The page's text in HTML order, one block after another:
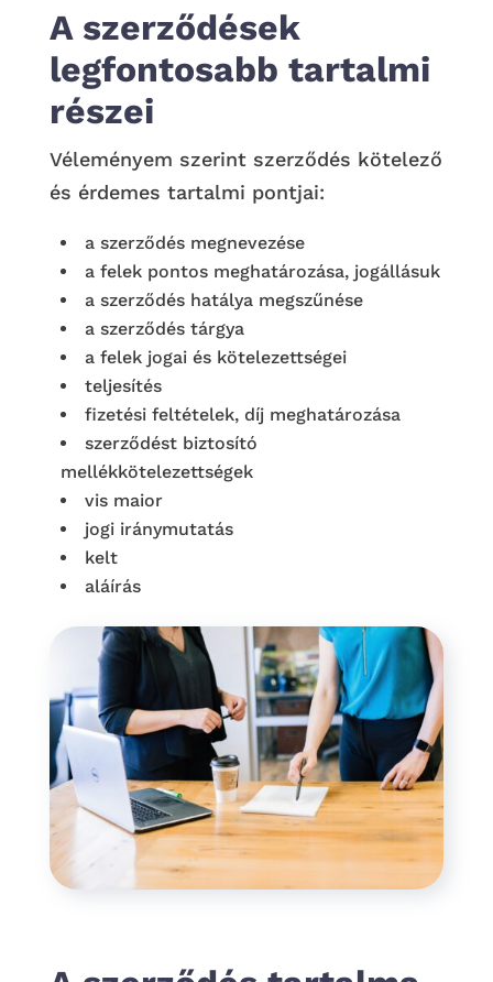
A szerződések
legfontosabb tartalmi
részei
Véleményem szerint szerződés kötelező
és érdemes tartalmi pontjai:
a szerződés megnevezése
a felek pontos meghatározása, jogállásuk
a szerződés hatálya megszűnése
a szerződés tárgya
a felek jogai és kötelezettségei
teljesítés
fizetési feltételek, díj meghatározása
szerződést biztosító
mellékkötelezettségek
vis maior
jogi iránymutatás
kelt
aláírás